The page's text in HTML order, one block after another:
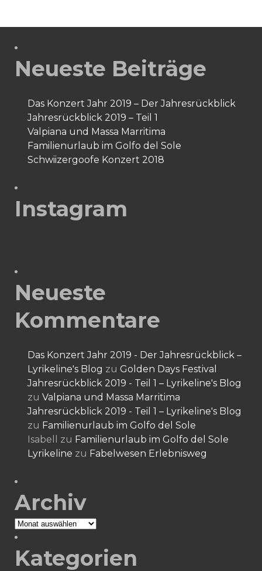
Neueste Beiträge
Das Konzert Jahr 2019 – Der Jahresrückblick
Jahresrückblick 2019 – Teil 1
Valpiana und Massa Marritima
Familienurlaub im Golfo del Sole
Schwiizergoofe Konzert 2018
Instagram
Neueste
Kommentare
Das Konzert Jahr 2019 - Der Jahresrückblick –
Lyrikeline's Blog zu Golden Days Festival
Jahresrückblick 2019 - Teil 1 – Lyrikeline's Blog
zu Valpiana und Massa Marritima
Jahresrückblick 2019 - Teil 1 – Lyrikeline's Blog
zu Familienurlaub im Golfo del Sole
Isabell
zu Familienurlaub im Golfo del Sole
Lyrikeline zu Fabelwesen Erlebnisweg
Archiv
Archiv
Kategorien